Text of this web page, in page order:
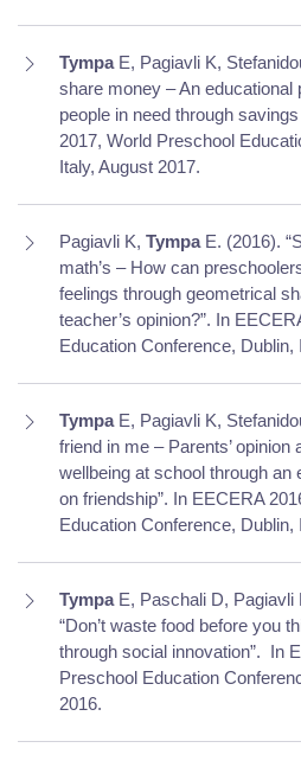
TympaE, Pagiavli K,
share money – An educational
people in need through
2017, World Preschool
Italy, August 2017.
Pagiavli K, TympaE. (2016).
math’s – How can
feelings through geometrical
teacher’s opinion?”. In
Education Conference, Dublin,
TympaE, Pagiavli K,
friend in me – Parents’ opinion
wellbeing at school through an
on friendship”. In EECERA
Education Conference, Dublin,
TympaE, Paschali D, Pagiavli
“Don’t waste food before you
through social innovation”. In
Preschool Education
2016.